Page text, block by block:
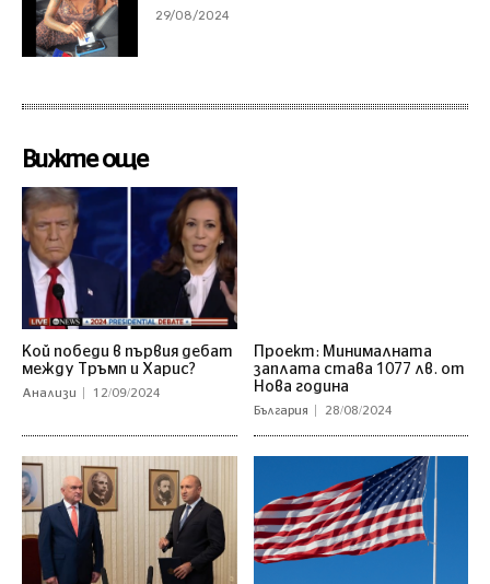
29/08/2024
Вижте още
Кой победи в първия дебат
между Тръмп и Харис?
Анализи 12/09/2024
Проект: Минималната
заплата става 1077 лв. от
Нова година
България 28/08/2024